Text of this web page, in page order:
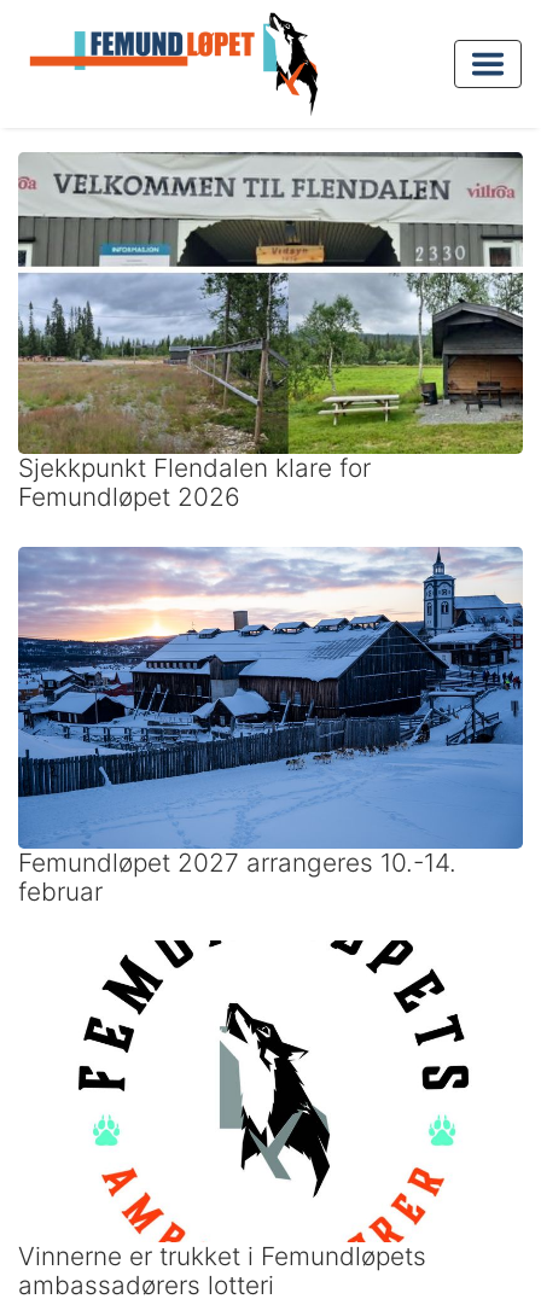
Sjekkpunkt Flendalen klare for
Femundløpet 2026
Femundløpet 2027 arrangeres 10.-14.
februar
Vinnerne er trukket i Femundløpets
ambassadørers lotteri